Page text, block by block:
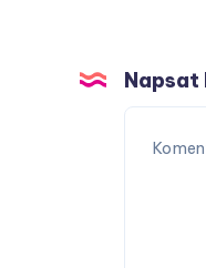
Napsat